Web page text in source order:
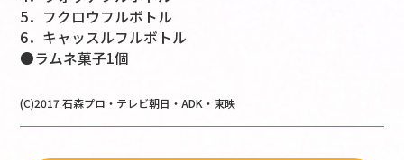
5．フクロウフルボトル
6．キャッスルフルボトル
●ラムネ菓子1個
(C)2017 石森プロ・テレビ朝日・ADK・東映